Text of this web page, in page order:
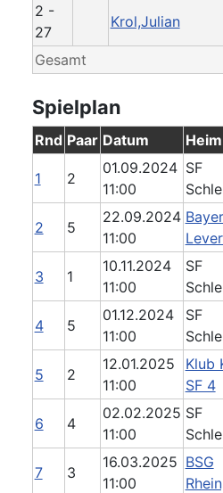
2 -
27
Krol,Julian
Gesamt
Spielplan
Rnd Paar Datum Heim
1 2
01.09.2024
11:00
SF
2 5
22.09.2024
11:00
Bayer
3 1
10.11.2024
11:00
SF
4 5
01.12.2024
11:00
SF
5 2
12.01.2025
11:00
Klub
SF 4
6 4
02.02.2025
11:00
SF
7 3
16.03.2025
11:00
BSG